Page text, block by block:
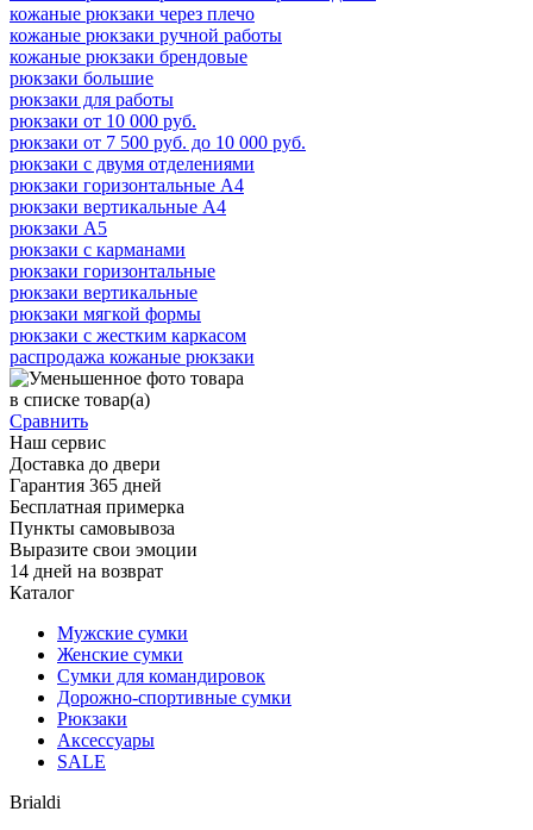
кожаные рюкзаки через плечо
кожаные рюкзаки ручной работы
кожаные рюкзаки брендовые
рюкзаки большие
рюкзаки для работы
рюкзаки от 10 000 руб.
рюкзаки от 7 500 руб. до 10 000 руб.
рюкзаки с двумя отделениями
рюкзаки горизонтальные А4
рюкзаки вертикальные А4
рюкзаки А5
рюкзаки с карманами
рюкзаки горизонтальные
рюкзаки вертикальные
рюкзаки мягкой формы
рюкзаки с жестким каркасом
распродажа кожаные рюкзаки
в списке товар(а)
Сравнить
Наш сервис
Доставка до двери
Гарантия 365 дней
Бесплатная примерка
Пункты самовывоза
Выразите свои эмоции
14 дней на возврат
Каталог
Мужские сумки
Женские сумки
Сумки для командировок
Дорожно-спортивные сумки
Рюкзаки
Аксессуары
SALE
Brialdi